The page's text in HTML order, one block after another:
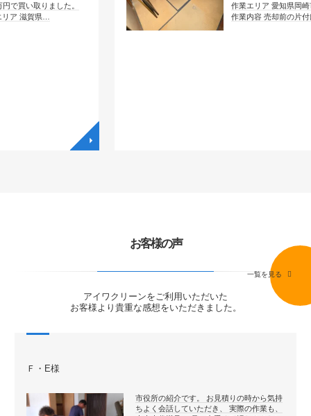
した。
作業エリア 愛知県岡崎市大西
作業内容 売却前の片付け …
お客様の声
アイワクリーンをご利用いただいた
お客様より貴重な感想をいただきました。
一覧を見る
Ｆ・E様
市役所の紹介です。 お見積りの時から気持
ちよく会話していただき、 実際の作業も、